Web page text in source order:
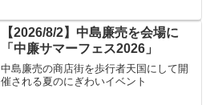
【2026/8/2】中島廉売を会場に
「中廉サマーフェス2026」
中島廉売の商店街を歩行者天国にして開
催される夏のにぎわいイベント